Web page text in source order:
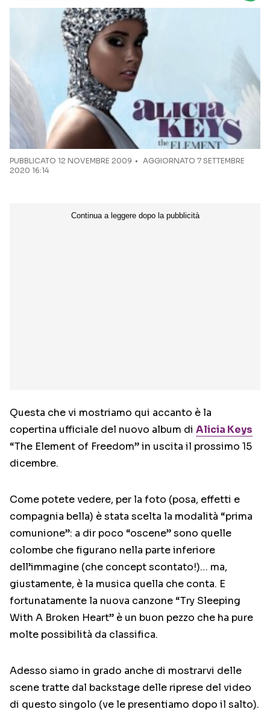
PUBBLICATO 12 NOVEMBRE 2009
AGGIORNATO 7 SETTEMBRE
2020 16:14
Questa che vi mostriamo qui accanto è la
copertina ufficiale del nuovo album di Alicia Keys
“The Element of Freedom” in uscita il prossimo 15
dicembre.
Come potete vedere, per la foto (posa, effetti e
compagnia bella) è stata scelta la modalità “prima
comunione”: a dir poco “oscene” sono quelle
colombe che figurano nella parte inferiore
dell’immagine (che concept scontato!)… ma,
giustamente, è la musica quella che conta. E
fortunatamente la nuova canzone “Try Sleeping
With A Broken Heart” è un buon pezzo che ha pure
molte possibilità da classifica.
Adesso siamo in grado anche di mostrarvi delle
scene tratte dal backstage delle riprese del video
di questo singolo (ve le presentiamo dopo il salto).